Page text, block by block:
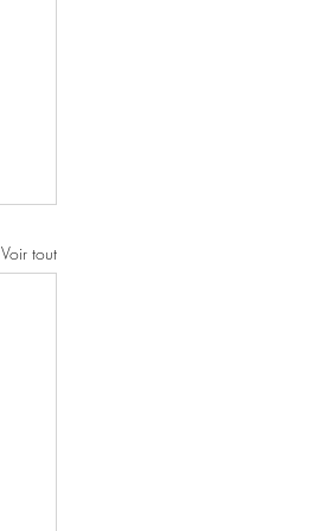
Voir tout